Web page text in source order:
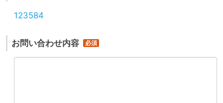
123584
お問い合わせ内容